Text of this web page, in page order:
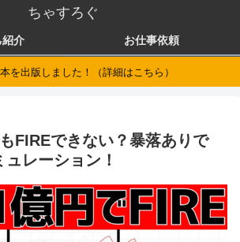
ちゃすろぐ
紹介 お仕事依頼
を出版しました！（詳細はこちら）
FIREできない？暴落ありで
レーション！